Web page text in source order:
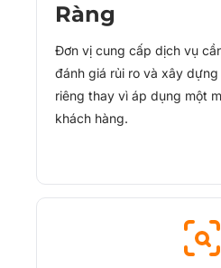
Ràng
Đơn vị cung cấp dịch vụ
đánh giá rủi ro và xây
riêng thay vì áp dụng một
khách hàng.